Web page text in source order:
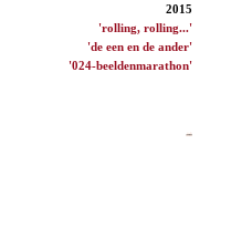
2015
'rolling, rolling...'
'de een en de ander'
'024-beeldenmarathon'